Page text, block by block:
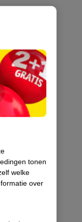
tonen
welke
over